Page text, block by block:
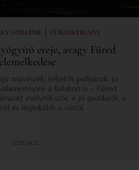
SZELLEME | FÜRED&TIHANY
ereje, avagy Füred
művészek, tehetős polgárok, jó
a Balaton is – Füred
esélyről szól, a jó gazdáról, a
és leginkább a vízről.
2025.04.22.